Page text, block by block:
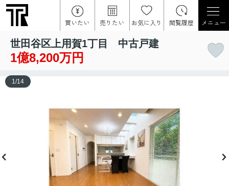
買いたい 売りたい お気に入り 閲覧履歴 メニュー
世田谷区上用賀1丁目 中古戸建
1億8,200万円
1 /14